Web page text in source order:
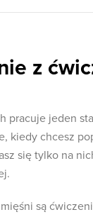
z
pracuje jeden
kiedy chcesz
się tylko na
są